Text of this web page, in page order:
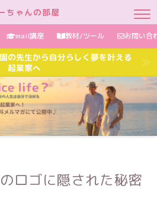
ちゃんの部屋
mail講座 教材/ツール お問い合
の先生から自分らしく夢を叶える
起業家へ
ロゴに隠された秘密